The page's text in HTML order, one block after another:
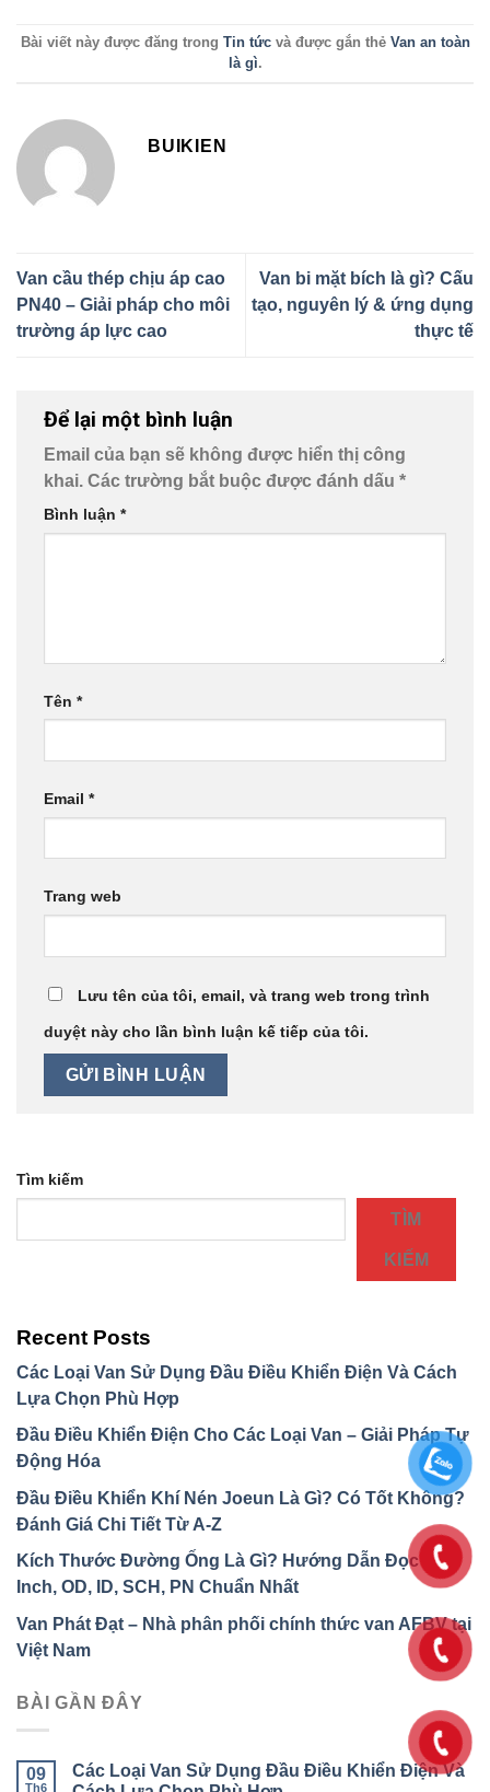
Bài viết này được đăng trong Tin tứcvà được gắn thẻ Van an toàn
là gì.
BUIKIEN
Van cầu thép chịu áp cao
PN40 – Giải pháp cho môi
trường áp lực cao
Van bi mặt bích là gì? Cấu
tạo, nguyên lý & ứng dụng
thực tế
Để lại một bình luận
Email của bạn sẽ không được hiển thị công
khai. Các trường bắt buộc được đánh dấu *
Bình luận *
Tên *
Email *
Trang web
Lưu tên của tôi, email, và trang web trong trình
duyệt này cho lần bình luận kế tiếp của tôi.
Tìm kiếm
TÌM
KIẾM
Recent Posts
Các Loại Van Sử Dụng Đầu Điều Khiển Điện Và Cách
Lựa Chọn Phù Hợp
Đầu Điều Khiển Điện Cho Các Loại Van – Giải Pháp Tự
Động Hóa
Đầu Điều Khiển Khí Nén Joeun Là Gì? Có Tốt Không?
Đánh Giá Chi Tiết Từ A-Z
Kích Thước Đường Ống Là Gì? Hướng Dẫn Đọc DN,
Inch, OD, ID, SCH, PN Chuẩn Nhất
Van Phát Đạt – Nhà phân phối chính thức van AFBV tại
Việt Nam
BÀI GẦN ĐÂY
09
Th6
Các Loại Van Sử Dụng Đầu Điều Khiển Điện Và